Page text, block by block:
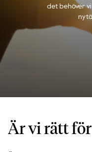
det behöver
Är vi rätt